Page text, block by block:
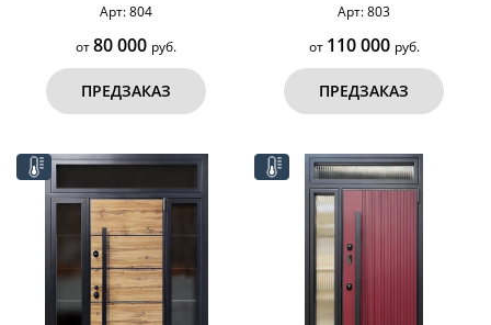
оцинкованная сталь)
Арт: 804
от80 000 руб.
ПРЕДЗАКАЗ
Арт: 803
от 110 000 руб.
ПРЕДЗАКАЗ